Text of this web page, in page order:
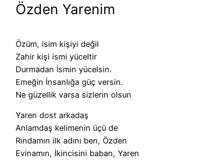
Özden Yarenim
Özüm, isim kişiyi değil
Zahir kişi ismi yüceltir
Durmadan İsmin yücelsin.
Emeğin İnsanlığa güç versin.
Ne güzellik varsa sizlerin olsun
Yaren dost arkadaş
Anlamdaş kelimenin üçü de
Rındamın ilk adını ben, Özden
Evinamın, İkincisini baban, Yaren